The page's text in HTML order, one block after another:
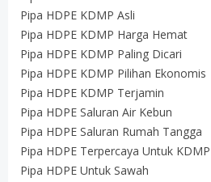
Pipa HDPE KDMP Asli
Pipa HDPE KDMP Harga Hemat
Pipa HDPE KDMP Paling Dicari
Pipa HDPE KDMP Pilihan Ekonomis
Pipa HDPE KDMP Terjamin
Pipa HDPE Saluran Air Kebun
Pipa HDPE Saluran Rumah Tangga
Pipa HDPE Terpercaya Untuk KDMP
Pipa HDPE Untuk Sawah